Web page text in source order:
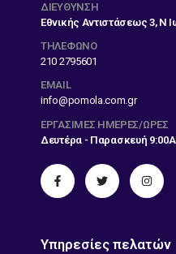
ΔΙΕΎΘΥΝΣΗ
Εθνικής Αντιστάσεως 3, Ν
ΤΗΛΕΦΩΝΟ
210 2795601
EMAIL
info@pomola.com.gr
ΕΡΓΆΣΙΜΕΣ ΗΜΈΡΕΣ/ΏΡΕΣ
Δευτέρα - Παρασκευή
Υπηρεσίες πελατών